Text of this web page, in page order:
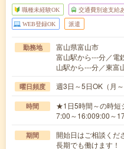
職種未経験OK 交通費別途支給
WEB登録OK 派遣
勤務地
富山県富山市
富山駅から---分／電
山駅から---分／東富
曜日頻度 週3日～5日OK（月
時間
★1日5時間～の時短
7:00～16:009:00～
期間
開始日はご相談く
長期でも働けます！